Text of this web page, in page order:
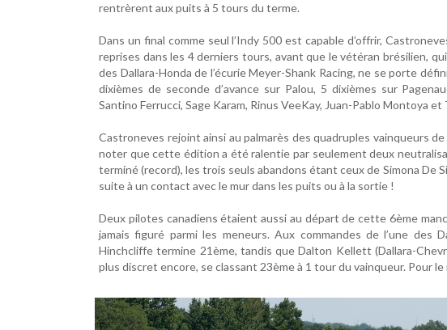
rentrèrent aux puits à 5 tours du terme.
Dans un final comme seul l’Indy 500 est capable d’offrir,
reprises dans les 4 derniers tours, avant que le vétéran brésilien,
des Dallara-Honda de l’écurie Meyer-Shank Racing, ne se porte
dixièmes de seconde d’avance sur Palou, 5 dixièmes sur
Santino Ferrucci, Sage Karam, Rinus VeeKay, Juan-Pablo Montoya
Castroneves rejoint ainsi au palmarès des quadruples vainqueurs
noter que cette édition a été ralentie par seulement deux
terminé (record), les trois seuls abandons étant ceux de Simona De
suite à un contact avec le mur dans les puits ou à la sortie !
Deux pilotes canadiens étaient aussi au départ de cette 6ème
jamais figuré parmi les meneurs. Aux commandes de l’une des
Hinchcliffe termine 21ème, tandis que Dalton Kellett (Dallara-
plus discret encore, se classant 23ème à 1 tour du vainqueur. Pour